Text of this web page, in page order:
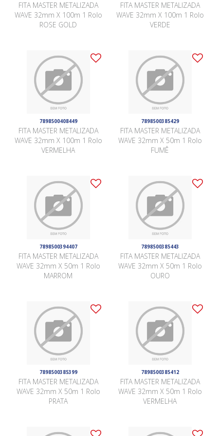
FITA MASTER METALIZADA
WAVE 32mm X 100m 1 Rolo
ROSE GOLD
FITA MASTER METALIZADA
WAVE 32mm X 100m 1 Rolo
VERDE
7898500408449
FITA MASTER METALIZADA
WAVE 32mm X 100m 1 Rolo
VERMELHA
7898500385429
FITA MASTER METALIZADA
WAVE 32mm X 50m 1 Rolo
FUMÊ
7898500394407
FITA MASTER METALIZADA
WAVE 32mm X 50m 1 Rolo
MARROM
7898500385443
FITA MASTER METALIZADA
WAVE 32mm X 50m 1 Rolo
OURO
7898500385399
FITA MASTER METALIZADA
WAVE 32mm X 50m 1 Rolo
PRATA
7898500385412
FITA MASTER METALIZADA
WAVE 32mm X 50m 1 Rolo
VERMELHA